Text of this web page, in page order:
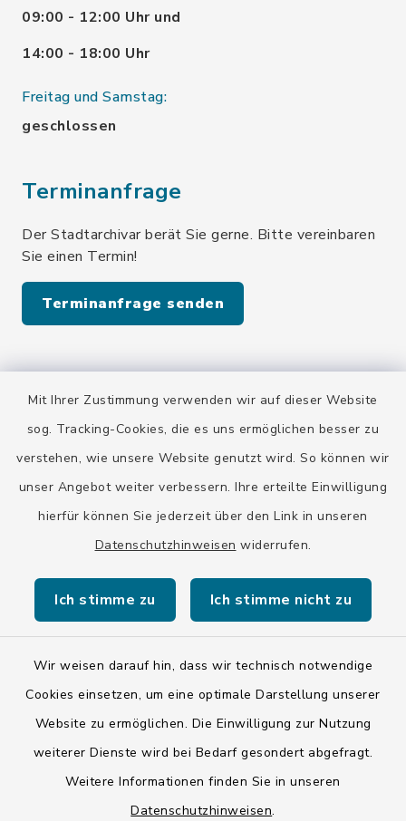
Mit Ihrer Zustimmung verwenden wir auf dieser Website
sog. Tracking-Cookies, die es uns ermöglichen besser zu
verstehen, wie unsere Website genutzt wird. So können wir
unser Angebot weiter verbessern. Ihre erteilte Einwilligung
hierfür können Sie jederzeit über den Link in unseren
Datenschutzhinweisen widerrufen.
Ich stimme zu Ich stimme nicht zu
Wir weisen darauf hin, dass wir technisch notwendige
Cookies einsetzen, um eine optimale Darstellung unserer
Website zu ermöglichen. Die Einwilligung zur Nutzung
weiterer Dienste wird bei Bedarf gesondert abgefragt.
Weitere Informationen finden Sie in unseren
Datenschutzhinweisen.
09:00 - 12:00 Uhr und
14:00 - 18:00 Uhr
Freitag und Samstag:
geschlossen
Terminanfrage
Der Stadtarchivar berät Sie gerne. Bitte vereinbaren
Sie einen Termin!
Terminanfrage senden
Quicklinks
Stadt Wolfratshausen
Kontakt
Barrierefreiheit
Impressum
ISIS 12
Sitemap